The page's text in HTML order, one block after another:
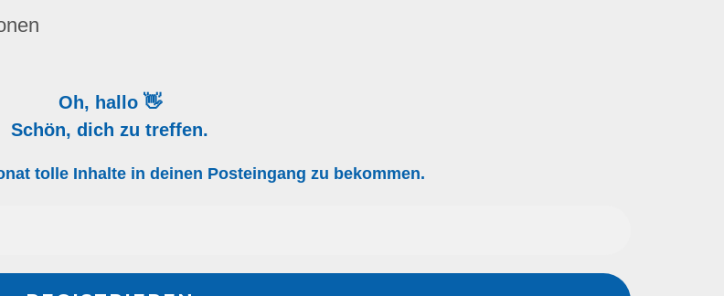
Oh, hallo 👋
Schön, dich zu treffen.
tolle Inhalte in deinen Posteingang zu bekommen.